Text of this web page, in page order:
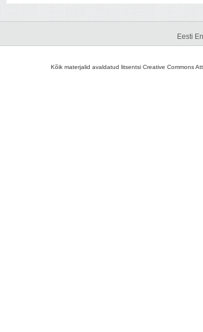
Eesti
Kõik materjalid avaldatud litsentsi Creative Commons